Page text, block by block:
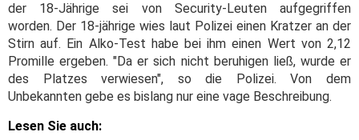
der 18-Jährige sei von Security-Leuten aufgegriffen
worden. Der 18-jährige wies laut Polizei einen Kratzer an der
Stirn auf. Ein Alko-Test habe bei ihm einen Wert von 2,12
Promille ergeben. "Da er sich nicht beruhigen ließ, wurde er
des Platzes verwiesen", so die Polizei. Von dem
Unbekannten gebe es bislang nur eine vage Beschreibung.
Lesen Sie auch: